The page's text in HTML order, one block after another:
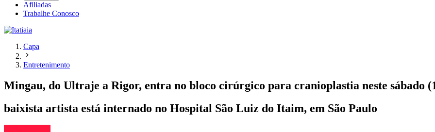
Afiliadas
Trabalhe Conosco
Capa
Entretenimento
Mingau, do Ultraje a Rigor, entra no bloco cirúrgico para cranioplastia neste sábado
baixista artista está internado no Hospital São Luiz do Itaim, em São Paulo